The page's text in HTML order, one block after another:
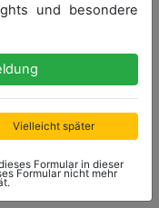
und besondere
Vielleicht später
Formular in dieser
Formular nicht mehr